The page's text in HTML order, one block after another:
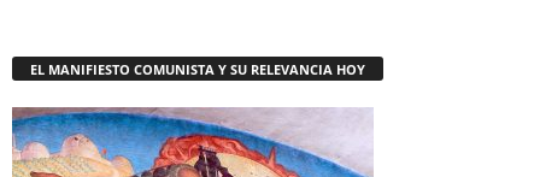
EL MANIFIESTO COMUNISTA Y SU RELEVANCIA HOY